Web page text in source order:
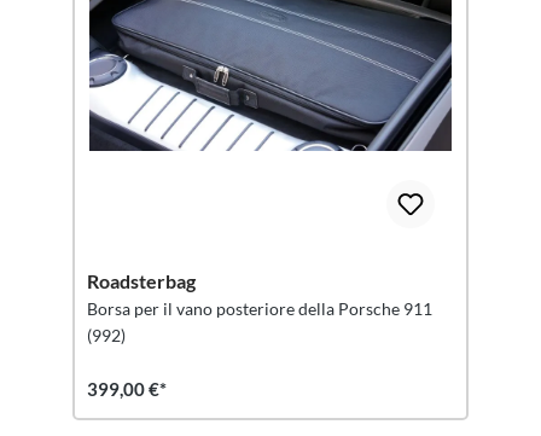
Roadsterbag
Borsa per il vano posteriore della Porsche 911
(992)
399,00 €*